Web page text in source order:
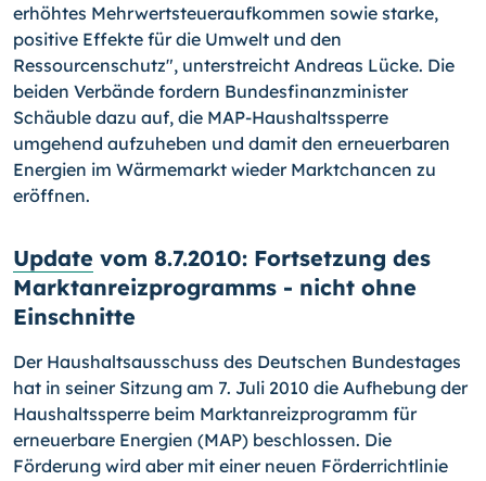
erhöhtes Mehrwertsteueraufkommen sowie starke,
positive Effekte für die Umwelt und den
Ressourcenschutz", unterstreicht Andreas Lücke. Die
beiden Verbände fordern Bundesfinanzminister
Schäuble dazu auf, die MAP-Haushaltssperre
umgehend aufzuheben und damit den erneuerbaren
Energien im Wärmemarkt wieder Marktchancen zu
eröffnen.
Update vom 8.7.2010: Fortsetzung des
Marktanreizprogramms - nicht ohne
Einschnitte
Der Haushaltsausschuss des Deutschen Bundestages
hat in seiner Sitzung am 7. Juli 2010 die Aufhebung der
Haushaltssperre beim Marktanreizprogramm für
erneuerbare Energien (MAP) beschlossen. Die
Förderung wird aber mit einer neuen Förderrichtlinie